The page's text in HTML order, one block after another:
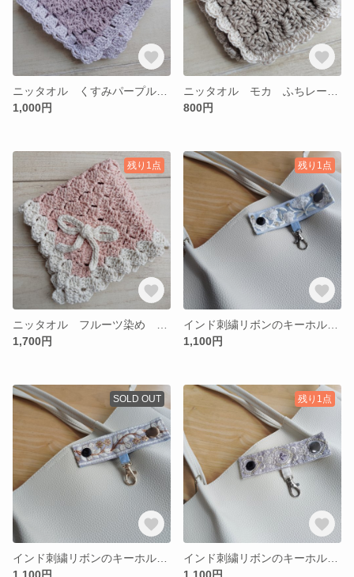
1,000円
800円
残り1点
1,700円
残り1点
1,100円
SOLD OUT
1,100円
残り1点
1,100円